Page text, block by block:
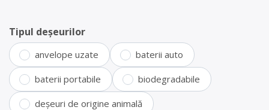
Tipul deșeurilor
anvelope uzate baterii auto
baterii portabile biodegradabile
deșeuri de origine animală